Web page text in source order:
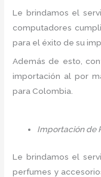
Le brindamos el
computadores
para el éxito de su
Además de esto,
importación al por
para Colombia.
Importación de
Le brindamos el
perfumes y